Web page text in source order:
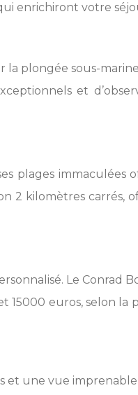
enrichiront votre
plongée sous-
et
plages
2 kilomètres
Le Conrad
euros, selon
et une vue